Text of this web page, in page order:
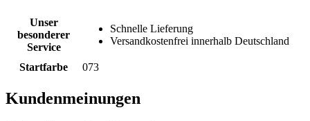
Unser
besonderer
Service
Schnelle Lieferung
Versandkostenfrei innerhalb Deutschland
Startfarbe 073
Kundenmeinungen